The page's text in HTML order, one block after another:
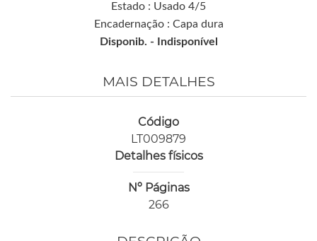
Estado : Usado 4/5
Encadernação : Capa dura
Disponib. -
Indisponível
MAIS DETALHES
Código
LT009879
Detalhes físicos
Nº Páginas
266